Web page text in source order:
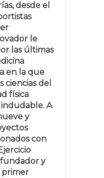
desde el
le
las últimas
en la que
ciencias del
física
A
y
con
fundador y
primer